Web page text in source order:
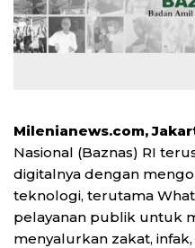
Milenianews.com,
Nasional (Baznas) RI
digitalnya dengan
teknologi, terutama
pelayanan publik untuk
menyalurkan zakat,